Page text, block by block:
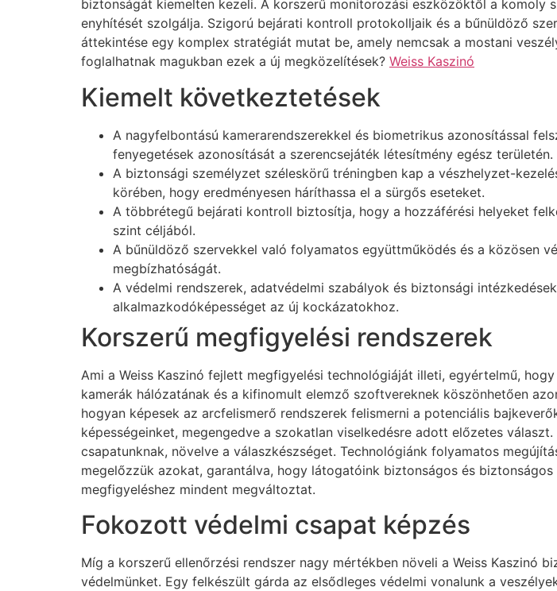
biztonságát kiemelten kezeli. A korszerű monitorozási eszközöktől a komoly
enyhítését szolgálja. Szigorú bejárati kontroll protokolljaik és a bűnüldöző
áttekintése egy komplex stratégiát mutat be, amely nemcsak a mostani
foglalhatnak magukban ezek a új megközelítések? Weiss Kaszinó
Kiemelt következtetések
A nagyfelbontású kamerarendszerekkel és biometrikus azonosítással
fenyegetések azonosítását a szerencsejáték létesítmény egész területén.
A biztonsági személyzet széleskörű tréningben kap a vészhelyzet-
körében, hogy eredményesen háríthassa el a sürgős eseteket.
A többrétegű bejárati kontroll biztosítja, hogy a hozzáférési helyeket
szint céljából.
A bűnüldöző szervekkel való folyamatos együttműködés és a közösen
megbízhatóságát.
A védelmi rendszerek, adatvédelmi szabályok és biztonsági
alkalmazkodóképességet az új kockázatokhoz.
Korszerű megfigyelési rendszerek
Ami a Weiss Kaszinó fejlett megfigyelési technológiáját illeti, egyértelmű,
kamerák hálózatának és a kifinomult elemző szoftvereknek köszönhetően
hogyan képesek az arcfelismerő rendszerek felismerni a potenciális
képességeinket, megengedve a szokatlan viselkedésre adott előzetes
csapatunknak, növelve a válaszkészséget. Technológiánk folyamatos
megelőzzük azokat, garantálva, hogy látogatóink biztonságos és
megfigyeléshez mindent megváltoztat.
Fokozott védelmi csapat képzés
Míg a korszerű ellenőrzési rendszer nagy mértékben növeli a Weiss Kaszinó
védelmünket. Egy felkészült gárda az elsődleges védelmi vonalunk a